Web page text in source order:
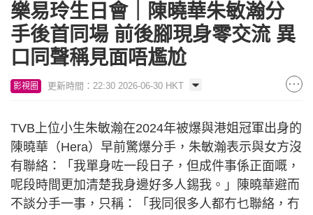
樂易玲生日會｜陳曉華朱敏瀚分
手後首同場 前後腳現身零交流 異
口同聲稱見面唔尷尬
影視圈 更新時間：22:30 2026-06-30 HKT
TVB上位小生朱敏瀚在2024年被爆與港姐冠軍出身的
陳曉華（Hera）早前驚爆分手，朱敏瀚表示與女方沒
有聯絡：「我單身咗一段日子，但成件事係正面嘅，
呢段時間更加清楚我身邊好多人錫我。」陳曉華避而
不談分手一事，只稱：「我同很多人都冇乜聯絡，冇